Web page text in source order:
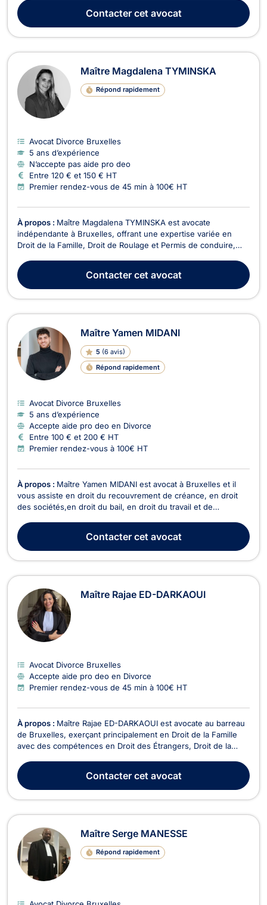
assiste également devant les juridictions d'autres
arrondissements judiciaires. Elle se dist...
Contactercet avocat
Maître Magdalena TYMINSKA
Répond rapidement
Avocat Divorce Bruxelles
5 ans d’expérience
N’accepte pas aide pro deo
Entre 120 € et 150 € HT
Premier rendez-vous de 45 min à 100€ HT
À propos : Maître Magdalena TYMINSKA est avocate
indépendante à Bruxelles, offrant une expertise variée en
Droit de la Famille, Droit de Roulage et Permis de conduire,
Mineurs, et Droit de l'Immobilier. En Droit de la Famille, Maître
TYMINSKA vous accompagne dans toutes le...
Contactercet avocat
Maître Yamen MIDANI
5 (6 avis)
Répond rapidement
Avocat Divorce Bruxelles
5 ans d’expérience
Accepte aide pro deo en Divorce
Entre 100 € et 200 € HT
Premier rendez-vous à 100€ HT
À propos : Maître Yamen MIDANI est avocat à Bruxelles et il
vous assiste en droit du recouvrement de créance, en droit
des sociétés,en droit du bail, en droit du travail et de
et de la concurrence. Il peut vous recevoir ou vous conseiller
en appel/visioconférence. Pour ce...
Contactercet avocat
Maître Rajae ED-DARKAOUI
Avocat Divorce Bruxelles
Accepte aide pro deo en Divorce
Premier rendez-vous de 45 min à 100€ HT
À propos : Maître Rajae ED-DARKAOUI est avocate au barreau
de Bruxelles, exerçant principalement en Droit de la Famille
avec des compétences en Droit des Étrangers, Droit de la
la fois rigoureuse et humaine, Maître ED-DARKAOUI s'engage
à accompagner ses clients à travers de...
Contactercet avocat
Maître Serge MANESSE
Répond rapidement